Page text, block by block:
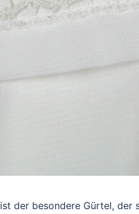
ist der besondere Gürtel, der